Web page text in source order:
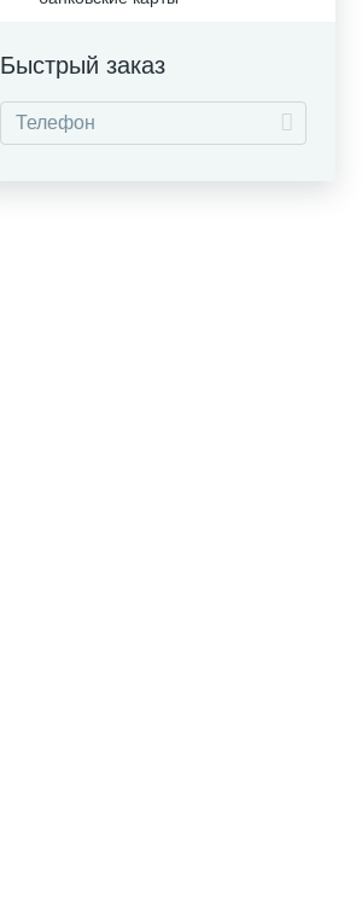
Быстрый заказ